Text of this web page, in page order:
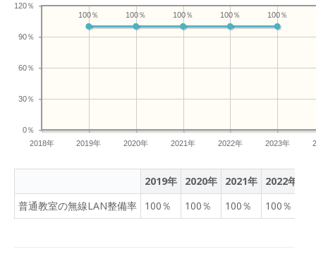
2018年 2019年 2020年 2021年 2022年 2023年
0％
30％
60％
90％
120％
100％
100％
100％
100％
100％
2019年 2020年 2021年 2022年
普通教室の無線LAN整備率
100％ 100％ 100％ 100％